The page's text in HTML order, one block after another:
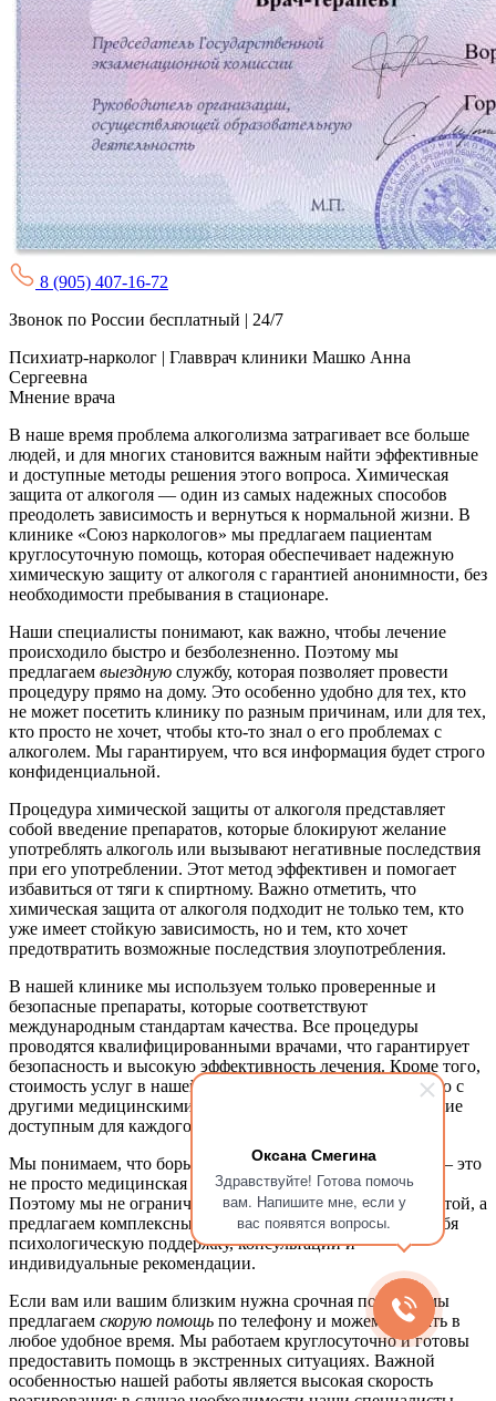
Оксана Смегина
Здравствуйте! Готова помочь
вам. Напишите мне, если у
вас появятся вопросы.
8 (905) 407-16-72
Звонок по России бесплатный | 24/7
Психиатр-нарколог | Главврач клиники Машко Анна
Сергеевна
Мнение врача
В наше время проблема алкоголизма затрагивает все больше
людей, и для многих становится важным найти эффективные
и доступные методы решения этого вопроса. Химическая
защита от алкоголя — один из самых надежных способов
преодолеть зависимость и вернуться к нормальной жизни. В
клинике «Союз наркологов» мы предлагаем пациентам
круглосуточную помощь, которая обеспечивает надежную
химическую защиту от алкоголя с гарантией анонимности, без
необходимости пребывания в стационаре.
Наши специалисты понимают, как важно, чтобы лечение
происходило быстро и безболезненно. Поэтому мы
предлагаем выездную службу, которая позволяет провести
процедуру прямо на дому. Это особенно удобно для тех, кто
не может посетить клинику по разным причинам, или для тех,
кто просто не хочет, чтобы кто-то знал о его проблемах с
алкоголем. Мы гарантируем, что вся информация будет строго
конфиденциальной.
Процедура химической защиты от алкоголя представляет
собой введение препаратов, которые блокируют желание
употреблять алкоголь или вызывают негативные последствия
при его употреблении. Этот метод эффективен и помогает
избавиться от тяги к спиртному. Важно отметить, что
химическая защита от алкоголя подходит не только тем, кто
уже имеет стойкую зависимость, но и тем, кто хочет
предотвратить возможные последствия злоупотребления.
В нашей клинике мы используем только проверенные и
безопасные препараты, которые соответствуют
международным стандартам качества. Все процедуры
проводятся квалифицированными врачами, что гарантирует
безопасность и высокую эффективность лечения. Кроме того,
стоимость услуг в нашей клинике
по сравнению с
другими медицинскими учреждениями, что делает лечение
доступным для каждого пациента.
Мы понимаем, что борьба с алкогольной зависимостью — это
не просто медицинская проблема, но и психологическая.
Поэтому мы не ограничиваемся только химической защитой, а
предлагаем комплексный подход, который включает в себя
психологическую поддержку, консультации и
индивидуальные рекомендации.
Если вам или вашим близким нужна срочная помощь, мы
предлагаем скорую помощь по телефону и можем выехать в
любое удобное время. Мы работаем круглосуточно и готовы
предоставить помощь в экстренных ситуациях. Важной
особенностью нашей работы является высокая скорость